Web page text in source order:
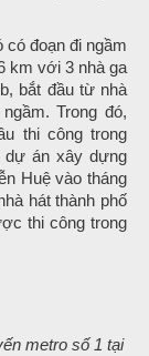
có đoạn đi ngầm
km với 3 nhà ga
bắt đầu từ nhà
Trong đó,
thi công trong
dự án xây dựng
Huệ vào tháng
hát thành phố
thi công trong
metro số 1 tại